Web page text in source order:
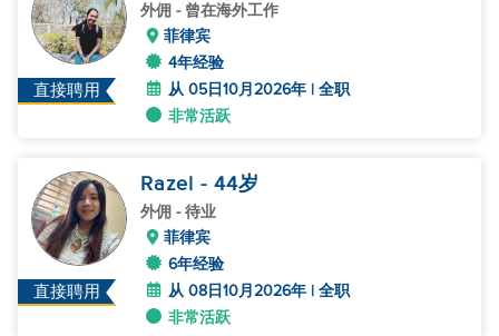
直接聘用
外佣 - 曾在海外工作
菲律宾
4年经验
从 05日10月2026年 | 全职
非常活跃
直接聘用
Razel - 44岁
外佣 - 待业
菲律宾
6年经验
从 08日10月2026年 | 全职
非常活跃